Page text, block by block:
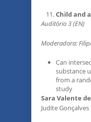
Child and
Auditório 3 (EN)
Moderadora:
Can
substance
from a
study
Sara Valente
Judite Gonçalves